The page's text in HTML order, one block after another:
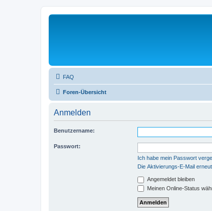
FAQ
Foren-Übersicht
Anmelden
Benutzername:
Passwort:
Ich habe mein Passwort
Die Aktivierungs-E-Mail
Angemeldet bleiben
Meinen Online-Status